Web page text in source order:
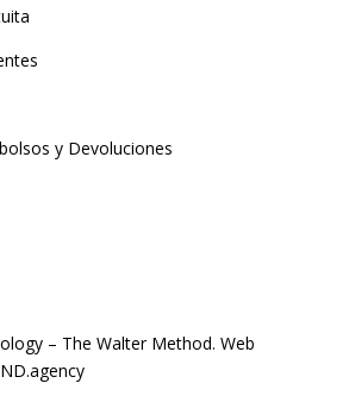
y Devoluciones
– The Walter Method. Web